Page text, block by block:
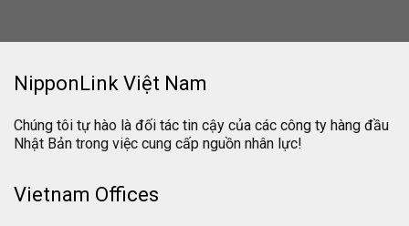
NipponLink Việt Nam
Chúng tôi tự hào là đối tác tin cậy của các công ty hàng đầu
Nhật Bản trong việc cung cấp nguồn nhân lực!
Vietnam Offices